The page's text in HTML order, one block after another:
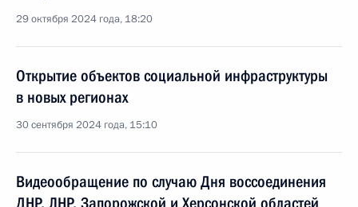
29 октября 2024 года, 18:20
Открытие объектов социальной инфраструктуры
в новых регионах
30 сентября 2024 года, 15:10
Видеообращение по случаю Дня воссоединения
ДНР, ЛНР, Запорожской и Херсонской областей